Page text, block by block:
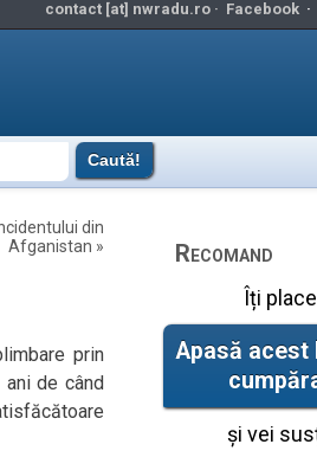
contact [at] nwradu.ro · Facebook·
din
Afganistan »
prin
ani de când
Recomand
Îți
Apasă acest
și vei